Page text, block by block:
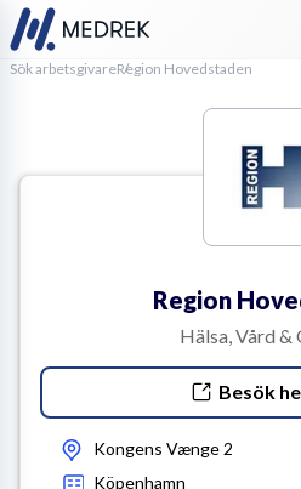
Sök arbetsgivareRegion Hovedstaden
Region
Hälsa, Vård &
Besök
Kongens Vænge 2
Köpenhamn